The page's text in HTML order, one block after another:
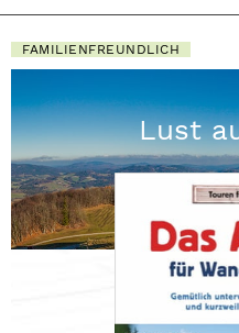
FAMILIENFREUNDLICH
Lust